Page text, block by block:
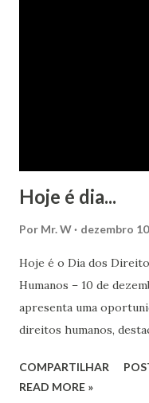
Hoje é dia...
Por Mr. W dezembro
Hoje é o Dia dos
Humanos – 10 de
apresenta uma
direitos humanos,
em todos os lugares.
COMPARTILHAR
READ MORE »